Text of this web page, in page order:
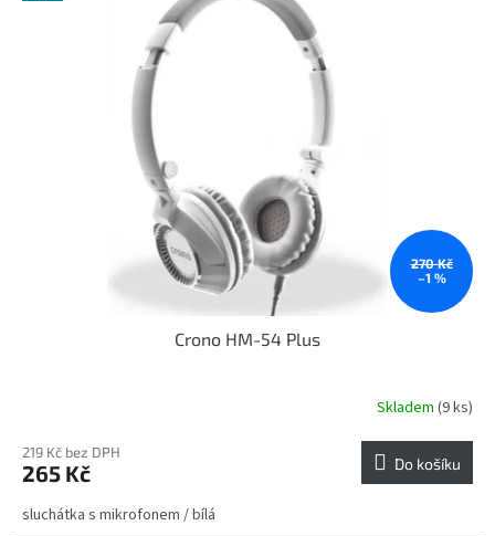
270 Kč
–1 %
Crono HM-54 Plus
Skladem (9 ks)
219 Kč bez DPH
265 Kč Do košíku
sluchátka s mikrofonem / bílá